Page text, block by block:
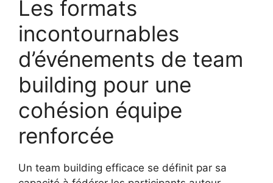
Les formats
incontournables
d’événements de team
building pour une
cohésion équipe
renforcée
Un team building efficace se définit par sa